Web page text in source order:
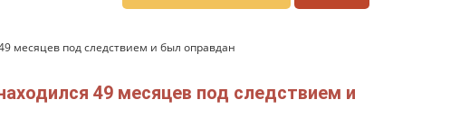
месяцев под следствием и был оправдан
49 месяцев под следствием и